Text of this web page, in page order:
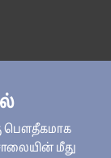
பௌதீகமாக
மீது